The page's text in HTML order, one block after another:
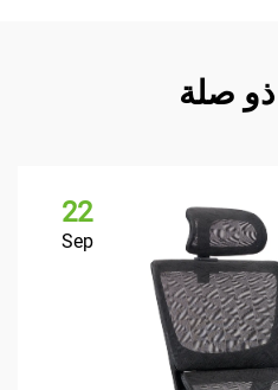
صلة
22
Sep